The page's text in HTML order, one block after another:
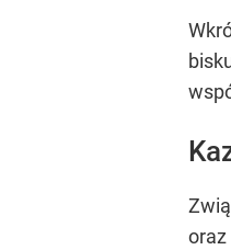
oraz